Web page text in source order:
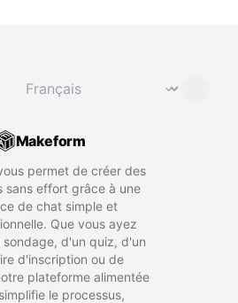
⌄
Makeform
permet de créer des
sans effort grâce à une
de chat simple et
Que vous ayez
sondage, d'un quiz, d'un
d'inscription ou de
plateforme alimentée
le processus,